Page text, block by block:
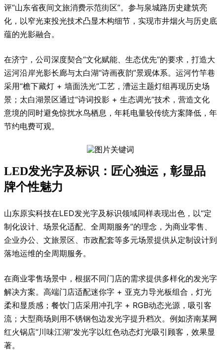
评“山东省夜间文旅消费示范街区”。参与泉城路历史建筑亮
化，以窄光束投光技术凸显木构细节，实现市井烟火与历史底
蕴的光影融合。
在济宁，公司深度契合“文化赋能、生态优先”的要求，打造大
运河沿岸光影长廊与太白湖“诗画夜韵”景观体系。运河竹竿巷
采用“檐下藏灯 + 墙面洗光”工艺，漕运主题灯组再现历史场
景；太白湖景区通过“诗词投影 + 生态调光”技术，营造文化
意境的同时避免惊扰水鸟栖息，年耗电量较传统方案降低，年
节约电费可观。
LED发光字及标识：匠心独运，彰显品
牌个性魅力
山东原实科技在LED发光字及标识领域同样表现出色，以“定
制化设计、场景化适配、全周期服务”的理念，为商业零售、
企业办公、文旅景区、市政配套等多元场景提供从定制设计到
落地运维的全周期服务。
在商业零售场景中，根据不同门店的需求提供多样化的发光字
解决方案。高端门店适配迷你字 + 亚克力导光板组合，灯光
柔和显质感；餐饮门店采用冲孔字 + RGB动态光源，吸引客
流；大型商场则用不锈钢包边发光字提升档次。例如济南某网
红火锅店“川味江湖”发光字以红色动态灯光吸引顾客，效果显
著。